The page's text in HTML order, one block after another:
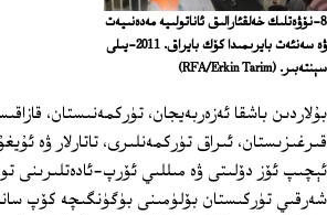
8-نۆۋەتلىك خەلقئارالىق ئاناتولىيە مەدەنىيەت
ۋە سەنئەت بايرىمىدا كۆك بايراق. 2011-يىلى
سېنتەبىر. (RFA/Erkin Tarim)
بۇلاردىن باشقا ئەزەربەيجان، تۈركمەنىستان،
قىرغىزىستان، ئىراق تۈركمەنلىرى، تاتارلار ۋە
ئېچىپ ئۆز دۆلىتى ۋە مىللىي ئۆرپ-ئادەتلىرىنى
شەرقىي تۈركىستان بۆلۈمىنى بۈگۈنگىچە كۆپ